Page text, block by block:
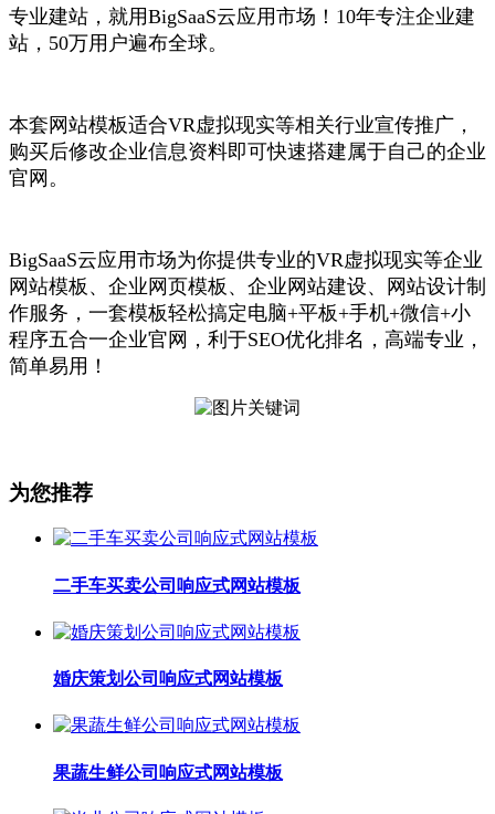
专业建站，就用BigSaaS云应用市场！10年专注企业建
站，50万用户遍布全球。
本套网站模板适合VR虚拟现实等相关行业宣传推广，
购买后修改企业信息资料即可快速搭建属于自己的企业
官网。
BigSaaS云应用市场为你提供专业的VR虚拟现实等企业
网站模板、企业网页模板、企业网站建设、网站设计制
作服务，一套模板轻松搞定电脑+平板+手机+微信+小
程序五合一企业官网，利于SEO优化排名，高端专业，
简单易用！
为您推荐
二手车买卖公司响应式网站模板
婚庆策划公司响应式网站模板
果蔬生鲜公司响应式网站模板